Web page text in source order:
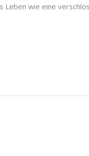
Leben wie eine